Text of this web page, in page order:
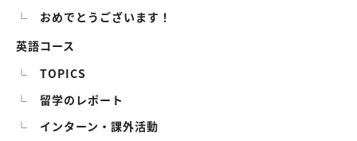
おめでとうございます！
英語コース
TOPICS
留学のレポート
インターン・課外活動